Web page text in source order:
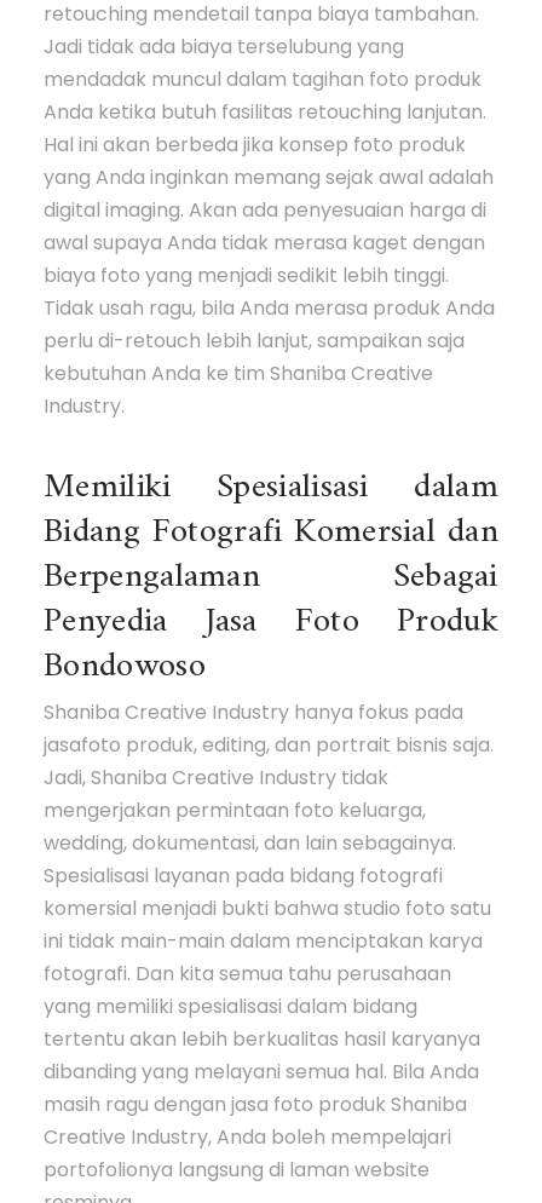
retouching mendetail tanpa biaya tambahan.
Jadi tidak ada biaya terselubung yang
mendadak muncul dalam tagihan foto produk
Anda ketika butuh fasilitas retouching lanjutan.
Hal ini akan berbeda jika konsep foto produk
yang Anda inginkan memang sejak awal adalah
digital imaging. Akan ada penyesuaian harga di
awal supaya Anda tidak merasa kaget dengan
biaya foto yang menjadi sedikit lebih tinggi.
Tidak usah ragu, bila Anda merasa produk Anda
perlu di-retouch lebih lanjut, sampaikan saja
kebutuhan Anda ke tim Shaniba Creative
Industry.
Memiliki Spesialisasi dalam
Bidang Fotografi Komersial dan
Berpengalaman Sebagai
Penyedia Jasa Foto Produk
Bondowoso
Shaniba Creative Industry hanya fokus pada
jasafoto produk, editing, dan portrait bisnis saja.
Jadi, Shaniba Creative Industry tidak
mengerjakan permintaan foto keluarga,
wedding, dokumentasi, dan lain sebagainya.
Spesialisasi layanan pada bidang fotografi
komersial menjadi bukti bahwa studio foto satu
ini tidak main-main dalam menciptakan karya
fotografi. Dan kita semua tahu perusahaan
yang memiliki spesialisasi dalam bidang
tertentu akan lebih berkualitas hasil karyanya
dibanding yang melayani semua hal. Bila Anda
masih ragu dengan jasa foto produk Shaniba
Creative Industry, Anda boleh mempelajari
portofolionya langsung di laman website